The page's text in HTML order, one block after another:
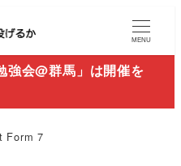
MENU
強会@群馬」は開催を
Form 7